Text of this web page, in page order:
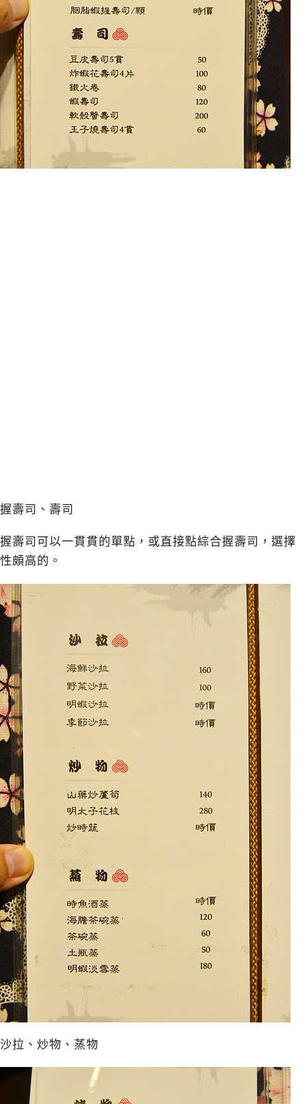
握壽司、壽司
握壽司可以一貫貫的單點，或直接點綜合握壽司，選擇
性頗高的。
沙拉、炒物、蒸物